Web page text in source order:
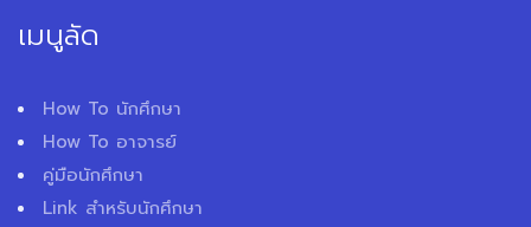
เมนูลัด
How To นักศึกษา
How To อาจารย์
คู่มือนักศึกษา
Link สำหรับนักศึกษา